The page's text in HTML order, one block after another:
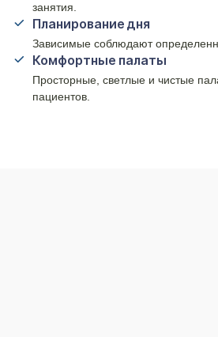
занятия.
Планирование дня
Зависимые соблюдают
Комфортные палаты
Просторные, светлые и чистые
пациентов.